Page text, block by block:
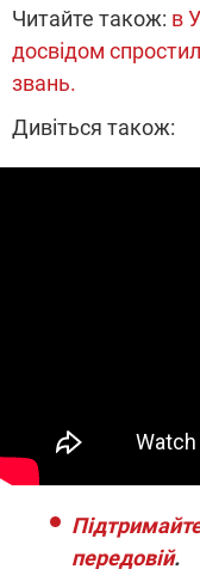
Читайте також: в
досвідом
звань.
Дивіться також:
передовій.